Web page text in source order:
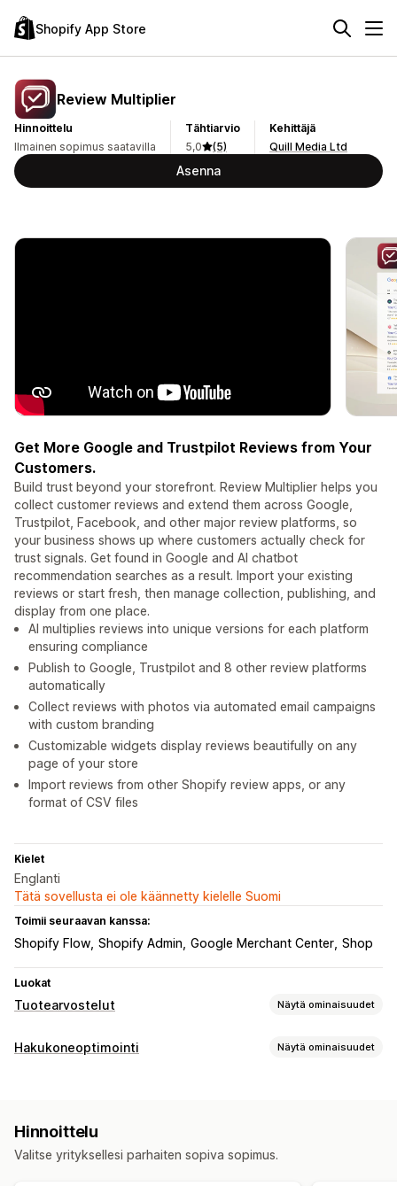
Shopify App Store
Review Multiplier
Hinnoittelu
Ilmainen sopimus saatavilla
Tähtiarvio
5,0
(5)
Kehittäjä
Quill Media Ltd
Asenna
Get More Google and Trustpilot Reviews from Your
Customers.
Build trust beyond your storefront. Review Multiplier helps you
collect customer reviews and extend them across Google,
Trustpilot, Facebook, and other major review platforms, so
your business shows up where customers actually check for
trust signals. Get found in Google and AI chatbot
recommendation searches as a result. Import your existing
reviews or start fresh, then manage collection, publishing, and
display from one place.
AI multiplies reviews into unique versions for each platform
ensuring compliance
Publish to Google, Trustpilot and 8 other review platforms
automatically
Collect reviews with photos via automated email campaigns
with custom branding
Customizable widgets display reviews beautifully on any
page of your store
Import reviews from other Shopify review apps, or any
format of CSV files
Kielet
Englanti
Tätä sovellusta ei ole käännetty kielelle Suomi
Toimii seuraavan kanssa:
Shopify Flow Shopify Admin Google Merchant Center Shop
Luokat
Tuotearvostelut Näytä ominaisuudet
Näyttövaihtoehdot
Arvostelujen keräystavat
Sähköpostipyynnöt
Lomakkeet
Tuonti ja vienti
Hakukoneoptimointi Näytä ominaisuudet
Hinnoittelu
Valitse yrityksellesi parhaiten sopiva sopimus.